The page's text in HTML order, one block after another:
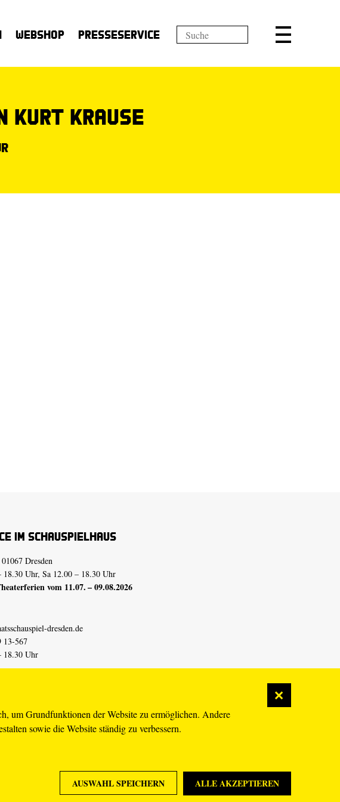
um Grundfunktionen der Website zu ermöglichen. Andere
sowie die Website ständig zu verbessern.
AUSWAHL SPEICHERN ALLE AKZEPTIEREN
Webshop Presseservice
Kurt Krause
im Schauspielhaus
Dresden
Uhr, Sa 12.00 – 18.30 Uhr
vom 11.07. – 09.08.2026
dresden.de
13-567
18.30 Uhr